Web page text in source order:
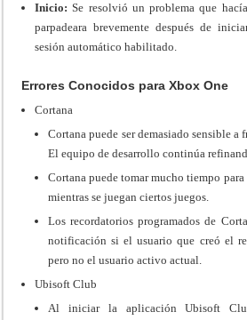
Inicio: Se resolvió un problema que
parpadeara brevemente después de
sesión automático habilitado.
Errores Conocidos para Xbox One
Cortana
Cortana puede ser demasiado sensible a
El equipo de desarrollo continúa
Cortana puede tomar mucho tiempo
mientras se juegan ciertos juegos.
Los recordatorios programados de
notificación si el usuario que creó el
pero no el usuario activo actual.
Ubisoft Club
Al iniciar la aplicación Ubisoft